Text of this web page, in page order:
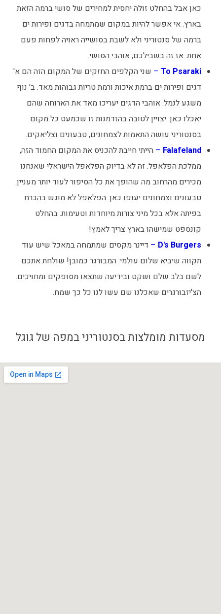
כאן אבל בהחלט זולה יחסית למחירים של סושי ברמה הזאת
בארץ. אי אפשר להיות במקום שמתמחה בדגים ופירות ים
ברמה של סנטוריני ולא לשבת בסושייה ראויה לפחות פעם
אחת. אז זה בשבילכם, אוהבי הסושי.
To Psaraki
– שני הקלפים החזקים של המקום הזה הם א'
דגים ופירות ים ברמת איכות ורמת טריות גבוהות מאד. ב' נוף
משגע לנמל. אוהבי הדגים יעריכו מאד את הארוחה שהם
יאכלו כאן. יצויין לטובה בהזדמנות זו שכמעט כל מקום
בסנטוריני עושה התאמות לצמחונים, טבעונים וצליאקים.
Falafeland
– הייתי חייבת להכניס את המקום החמוד הזה,
ממלכת הפלאפל. זה לא בדיוק הפלאפל הישראלי שאנחנו
מכירים מהרחוב מה שהופך את כל הסיפור לעוד יותר מעניין.
טבעונים וצמחונים יעופו כאן. הפלאפל לא מוגש בהכרח
בפיתה אלא בכל מיני צורות מיוחדות וטעימות. בהחלט
קונספט שמישהו בארץ צריך לאמץ!
D's Burgers
– דיינר מקסים שמתמחה במאכל שיש עוד
תקווה שיביא שלום עולמי: המבורגר כמובן! שולחת אתכם
לשם בלב שלם ושקט ובידיעה שתצאו מסופקים ומחויכים.
הצ'יזבורגרים שאכלנו שם עשו לנו כל כך שמח.
מסעדות מומלצות בסנטוריני במפה של גוגל​